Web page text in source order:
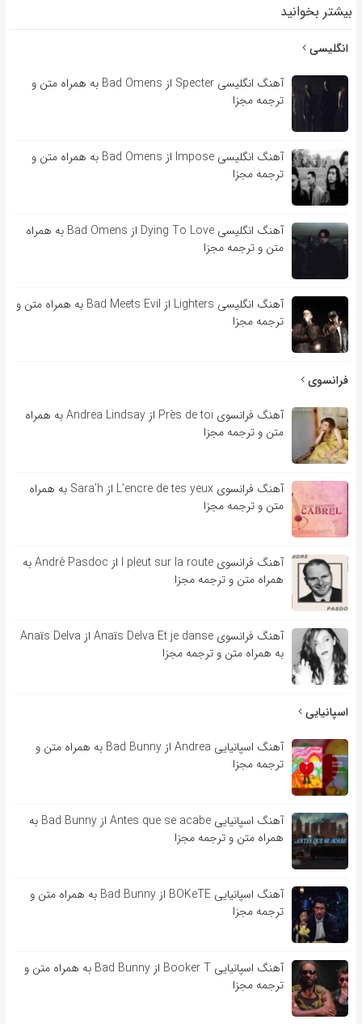
بیشتر بخوانید
انگلیسی
آهنگ انگلیسی Specter از Bad Omens به همراه متن و
ترجمه مجزا
آهنگ انگلیسی Impose از Bad Omens به همراه متن و
ترجمه مجزا
آهنگ انگلیسی Dying To Love از Bad Omens به همراه
متن و ترجمه مجزا
آهنگ انگلیسی Lighters از Bad Meets Evil به همراه متن و
ترجمه مجزا
فرانسوی
آهنگ فرانسوی Près de toi از Andrea Lindsay به همراه
متن و ترجمه مجزا
آهنگ فرانسوی L’encre de tes yeux از Sara’h به همراه
متن و ترجمه مجزا
آهنگ فرانسوی l pleut sur la route از André Pasdoc به
همراه متن و ترجمه مجزا
آهنگ فرانسوی Anaïs Delva Et je danse از Anaïs Delva
به همراه متن و ترجمه مجزا
اسپانیایی
آهنگ اسپانیایی Andrea از Bad Bunny به همراه متن و
ترجمه مجزا
آهنگ اسپانیایی Antes que se acabe از Bad Bunny به
همراه متن و ترجمه مجزا
آهنگ اسپانیایی BOKeTE از Bad Bunny به همراه متن و
ترجمه مجزا
آهنگ اسپانیایی Booker T از Bad Bunny به همراه متن و
ترجمه مجزا